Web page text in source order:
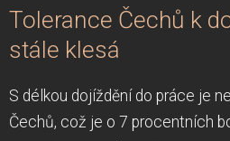
Tolerance Čechů k
stále klesá
S délkou dojíždění do práce je
Čechů, což je o 7 procentních